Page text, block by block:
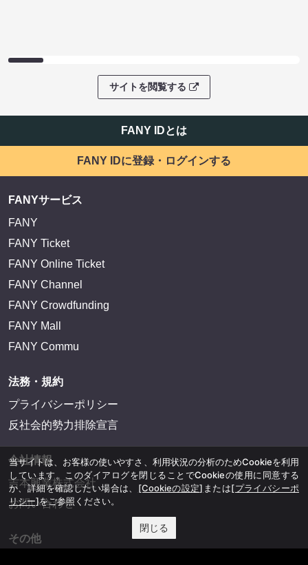
サイトを閲覧する
FANY IDとは
FANY IDに登録・ログインする
FANYサービス
FANY
FANY Ticket
FANY Online Ticket
FANY Channel
FANY Crowdfunding
FANY Mall
FANY Commu
法務・規約
プライバシーポリシー
反社会的勢力排除宣言
会社情報
吉本興業株式会社
お問い合わせ
その他
当サイトは、お客様の使いやすさ、利用状況の分析のためCookieを利用
しています。このダイアログを閉じることでCookieの使用に同意する
か、詳細を確認したい場合は、 [Cookieの設定] または[プライバシーポ
リシー]をご参照ください。
閉じる